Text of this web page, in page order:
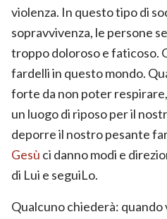
violenza. In questo tipo di
sopravvivenza, le persone
troppo doloroso e faticoso.
fardelli in questo mondo.
forte da non poter
un luogo di riposo per il
deporre il nostro pesante
Gesù ci danno modi e
di Lui e seguiLo.
Qualcuno chiederà: quando